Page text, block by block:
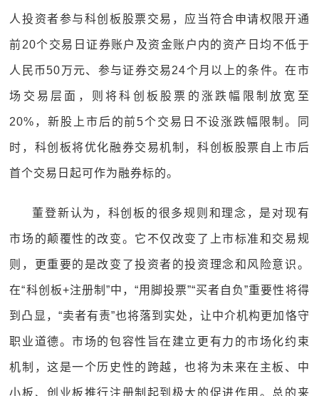
人投资者参与科创板股票交易，应当符合申请权限开通
前20个交易日证券账户及资金账户内的资产日均不低于
人民币50万元、参与证券交易24个月以上的条件。在市
场交易层面，则将科创板股票的涨跌幅限制放宽至
20%，新股上市后的前5个交易日不设涨跌幅限制。同
时，科创板将优化融券交易机制，科创板股票自上市后
首个交易日起可作为融券标的。
董登新认为，科创板的很多规则和理念，是对现有
市场的颠覆性的改变。它不仅改变了上市标准和交易规
则，更重要的是改变了投资者的投资理念和风险意识。
在“科创板+注册制”中，“用脚投票”“买者自负”重要性将得
到凸显，“卖者有责”也将落到实处，让中介机构更加恪守
职业道德。市场的包容性旨在建立更有力的市场化约束
机制，这是一个历史性的跨越，也将为未来在主板、中
小板、创业板推行注册制起到极大的促进作用。总的来